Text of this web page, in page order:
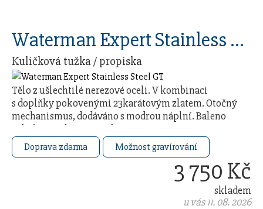
Waterman Expert Stainless Steel GT
Kuličková tužka / propiska
Tělo z ušlechtilé nerezové oceli. V kombinaci
s doplňky pokovenými 23karátovým zlatem. Otočný
mechanismus, dodáváno s modrou náplní. Baleno
v dárkovém boxu. Vyrobeno ve …
Doprava zdarma Možnost gravírování
3 750 Kč
skladem
u vás 11. 08. 2026